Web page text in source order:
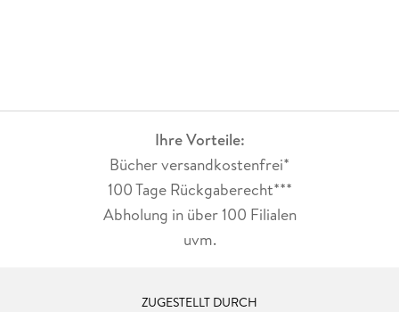
Ihre Vorteile:
Bücher versandkostenfrei*
100 Tage Rückgaberecht***
Abholung in über 100 Filialen
uvm.
ZUGESTELLT DURCH